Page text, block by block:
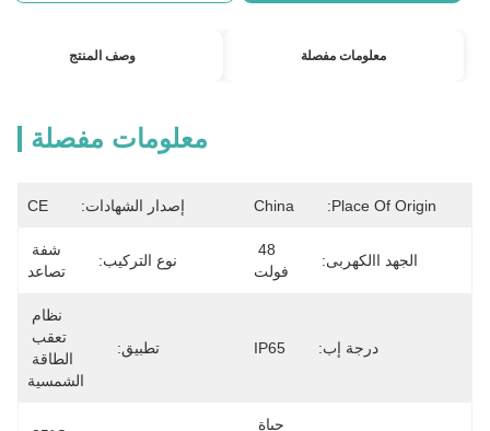
معلومات مفصلة وصف المنتج
معلومات مفصلة
Place Of Origin:
China إصدار الشهادات: CE
الجهد االكهربى:
فولت
نوع التركيب:
تصاعد
درجة إب: IP65 تطبيق:
الشمسية